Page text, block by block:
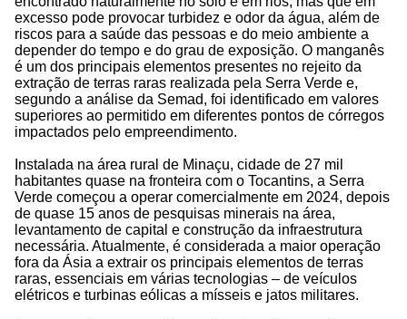
excesso pode provocar turbidez e odor da água, além de
riscos para a saúde das pessoas e do meio ambiente a
depender do tempo e do grau de exposição. O manganês
é um dos principais elementos presentes no rejeito da
extração de terras raras realizada pela Serra Verde e,
segundo a análise da Semad, foi identificado em valores
superiores ao permitido em diferentes pontos de córregos
impactados pelo empreendimento.
Instalada na área rural de Minaçu, cidade de 27 mil
habitantes quase na fronteira com o Tocantins, a Serra
Verde começou a operar comercialmente em 2024, depois
de quase 15 anos de pesquisas minerais na área,
levantamento de capital e construção da infraestrutura
necessária. Atualmente, é considerada a maior operação
fora da Ásia a extrair os principais elementos de terras
raras, essenciais em várias tecnologias – de veículos
elétricos e turbinas eólicas a mísseis e jatos militares.